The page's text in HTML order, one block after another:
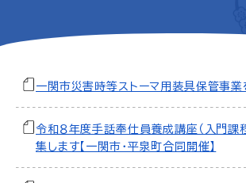
一関市災害時等ストーマ用装具保管事業
令和８年度手話奉仕員養成講座（入門課
集します【一関市・平泉町合同開催】